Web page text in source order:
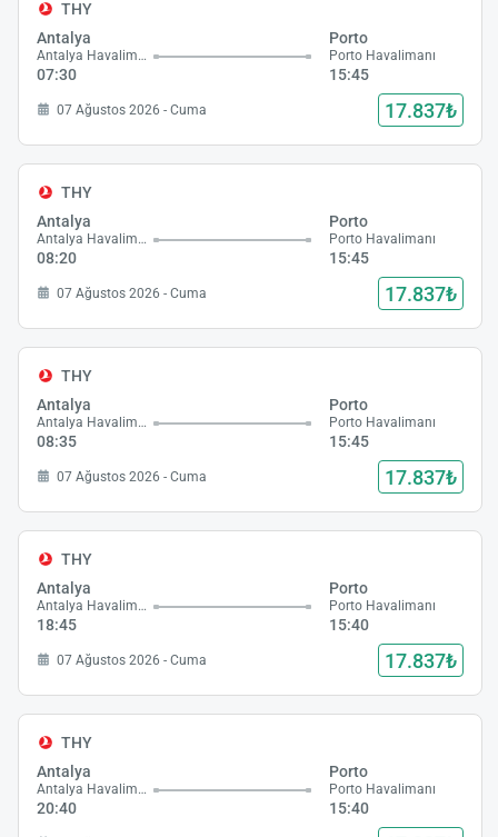
THY
Antalya
Antalya Havalimanı
07:30
Porto
Porto Havalimanı
15:45
07 Ağustos 2026 - Cuma 17.837₺
THY
Antalya
Antalya Havalimanı
08:20
Porto
Porto Havalimanı
15:45
07 Ağustos 2026 - Cuma 17.837₺
THY
Antalya
Antalya Havalimanı
08:35
Porto
Porto Havalimanı
15:45
07 Ağustos 2026 - Cuma 17.837₺
THY
Antalya
Antalya Havalimanı
18:45
Porto
Porto Havalimanı
15:40
07 Ağustos 2026 - Cuma 17.837₺
THY
Antalya
Antalya Havalimanı
20:40
Porto
Porto Havalimanı
15:40